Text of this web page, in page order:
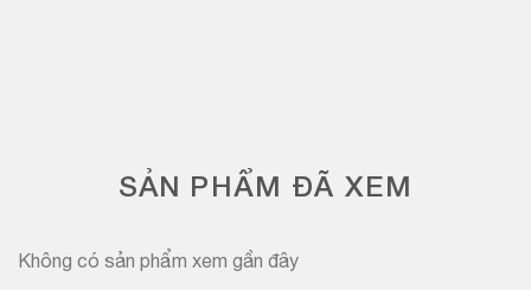
SẢN PHẨM ĐÃ XEM
Không có sản phẩm xem gần đây